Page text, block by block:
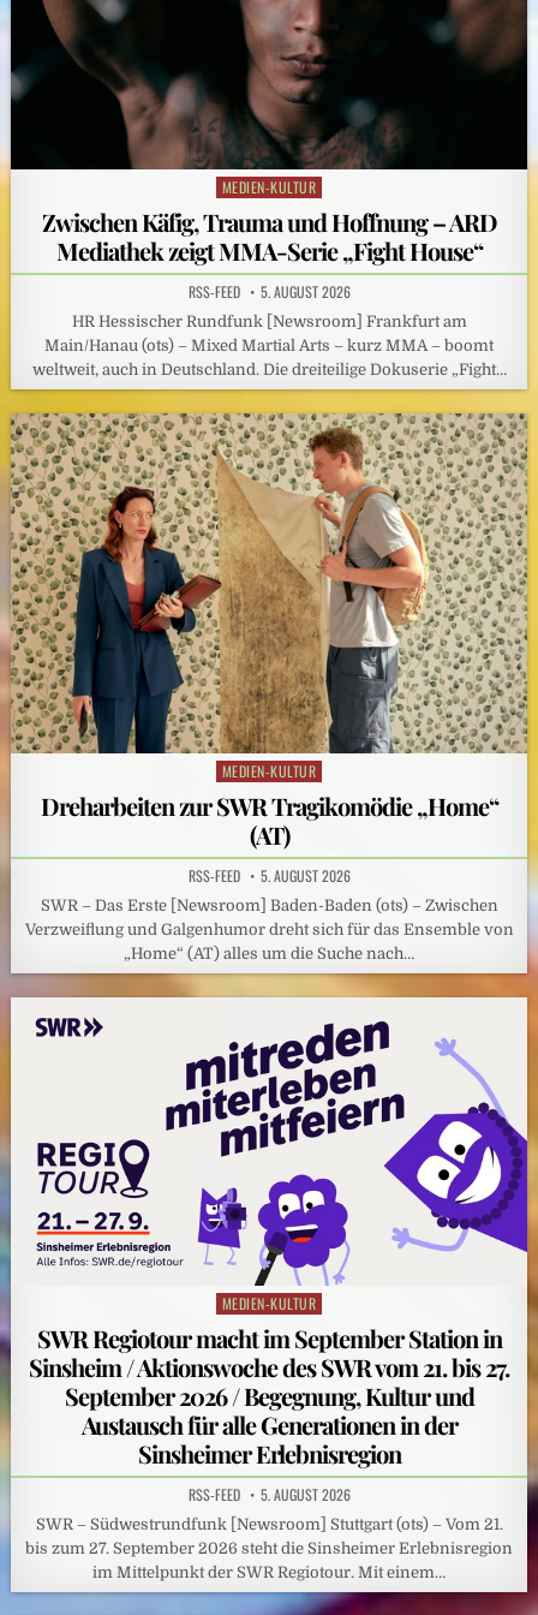
Posted
in
MEDIEN-KULTUR
Zwischen Käfig, Trauma und Hoffnung – ARD
Mediathek zeigt MMA-Serie „Fight House“
RSS-FEED 5. AUGUST 2026
HR Hessischer Rundfunk [Newsroom] Frankfurt am
Main/Hanau (ots) – Mixed Martial Arts – kurz MMA – boomt
weltweit, auch in Deutschland. Die dreiteilige Dokuserie „Fight…
Posted
in
MEDIEN-KULTUR
Dreharbeiten zur SWR Tragikomödie „Home“
(AT)
RSS-FEED 5. AUGUST 2026
SWR – Das Erste [Newsroom] Baden-Baden (ots) – Zwischen
Verzweiflung und Galgenhumor dreht sich für das Ensemble von
„Home“ (AT) alles um die Suche nach…
Posted
MEDIEN-KULTUR
SWR Regiotour macht im September Station in
Sinsheim / Aktionswoche des SWR vom 21. bis 27.
September 2026 / Begegnung, Kultur und
Austausch für alle Generationen in der
Sinsheimer Erlebnisregion
RSS-FEED 5. AUGUST 2026
SWR – Südwestrundfunk [Newsroom] Stuttgart (ots) – Vom 21.
bis zum 27. September 2026 steht die Sinsheimer Erlebnisregion
im Mittelpunkt der SWR Regiotour. Mit einem…